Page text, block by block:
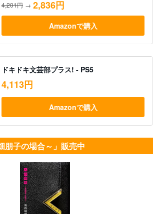
4,201円 → 2,836円
Amazonで購入
ドキドキ文芸部プラス! - PS5
4,113円
Amazonで購入
朋子の場合～」販売中